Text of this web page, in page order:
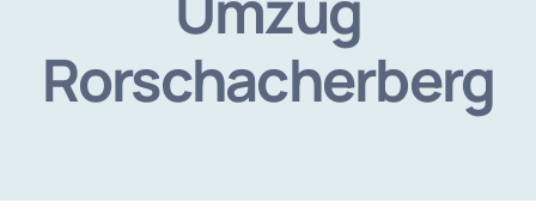
Rorschacherberg